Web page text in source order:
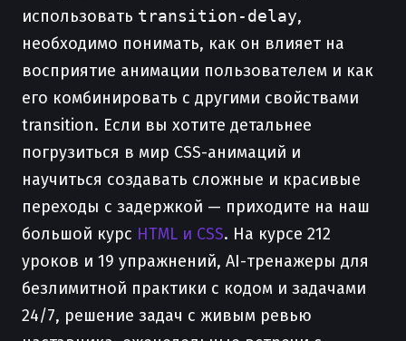
использовать transition-delay,
необходимо понимать, как он влияет на
восприятие анимации пользователем и как
его комбинировать с другими свойствами
transition. Если вы хотите детальнее
погрузиться в мир CSS-анимаций и
научиться создавать сложные и красивые
переходы с задержкой — приходите на наш
большой курс HTML и CSS. На курсе 212
уроков и 19 упражнений, AI-тренажеры для
безлимитной практики с кодом и задачами
24/7, решение задач с живым ревью